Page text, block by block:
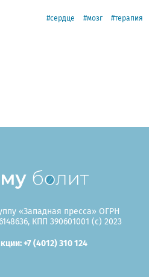
сердце мозг терапия
«Западная пресса» ОГРН
КПП 390601001 (c) 2023
+7 (4012) 310 124